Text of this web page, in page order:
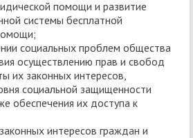
помощи и развитие
системы бесплатной
социальных проблем общества
осуществлению прав и свобод
их законных интересов,
социальной защищенности
обеспечения их доступа к
интересов граждан и